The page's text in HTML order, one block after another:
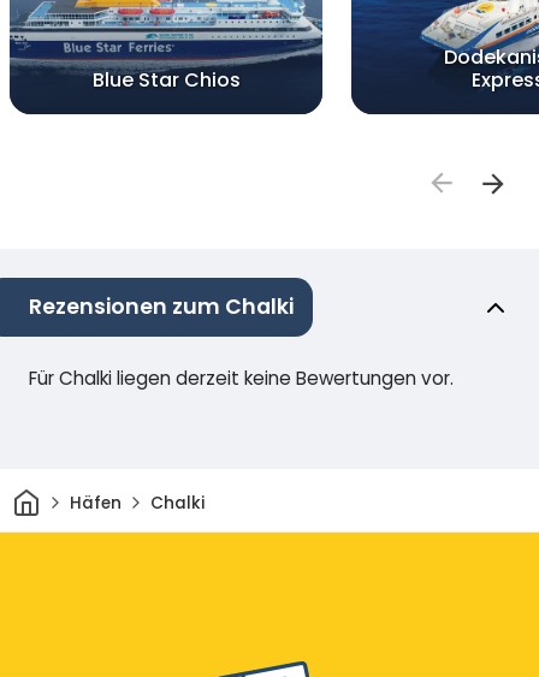
Blue Star Chios
Rezensionen zum Chalki
Für Chalki liegen derzeit keine Bewertungen vor.
HeimHäfen Chalki